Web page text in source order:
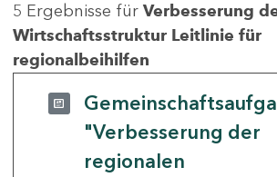
5 Ergebnisse für Verbesserung
Wirtschaftsstruktur Leitlinie für
regionalbeihilfen
"Verbesserung der
regionalen